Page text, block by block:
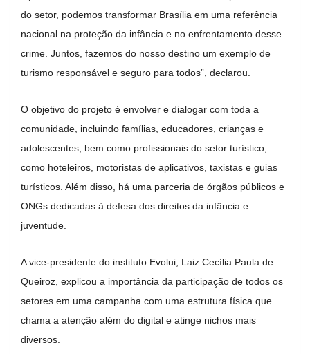
do setor, podemos transformar Brasília em uma referência
nacional na proteção da infância e no enfrentamento desse
crime. Juntos, fazemos do nosso destino um exemplo de
turismo responsável e seguro para todos”, declarou.
O objetivo do projeto é envolver e dialogar com toda a
comunidade, incluindo famílias, educadores, crianças e
adolescentes, bem como profissionais do setor turístico,
como hoteleiros, motoristas de aplicativos, taxistas e guias
turísticos. Além disso, há uma parceria de órgãos públicos e
ONGs dedicadas à defesa dos direitos da infância e
juventude.
A vice-presidente do instituto Evolui, Laiz Cecília Paula de
Queiroz, explicou a importância da participação de todos os
setores em uma campanha com uma estrutura física que
chama a atenção além do digital e atinge nichos mais
diversos.